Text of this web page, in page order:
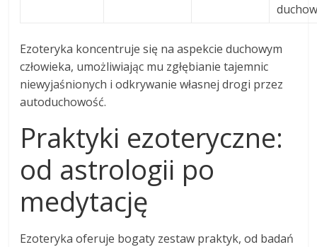
Ezoteryka koncentruje się na aspekcie duchowym
człowieka, umożliwiając mu zgłębianie tajemnic
niewyjaśnionych i odkrywanie własnej drogi przez
autoduchowość.
Praktyki ezoteryczne:
od astrologii po
medytację
Ezoteryka oferuje bogaty zestaw praktyk, od badań